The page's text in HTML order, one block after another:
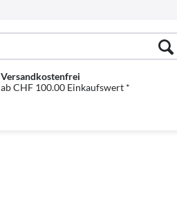
Versandkostenfrei
ab CHF 100.00 Einkaufswert *